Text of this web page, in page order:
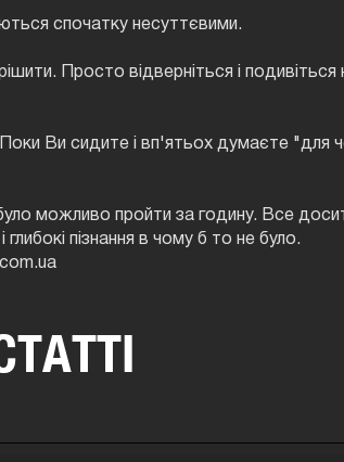
спочатку несуттєвими.
Просто відверніться і подивіться
Ви сидите і вп'ятьох думаєте "для
можливо пройти за годину. Все
пізнання в чому б то не було.